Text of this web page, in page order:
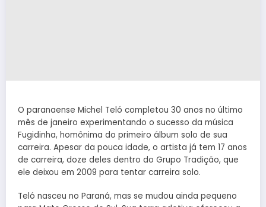
O paranaense Michel Teló completou 30 anos no último
mês de janeiro experimentando o sucesso da música
Fugidinha, homônima do primeiro álbum solo de sua
carreira. Apesar da pouca idade, o artista já tem 17 anos
de carreira, doze deles dentro do Grupo Tradição, que
ele deixou em 2009 para tentar carreira solo.
Teló nasceu no Paraná, mas se mudou ainda pequeno